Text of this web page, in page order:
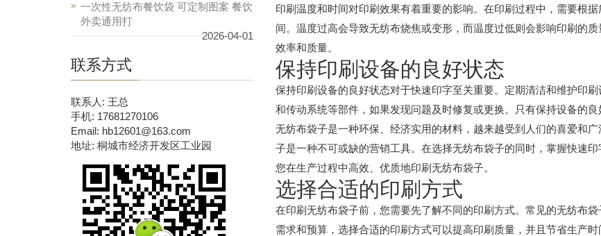
印刷温度和时间对印刷效果有着重要的影响。在印刷过程中，需要根
间。温度过高会导致无纺布烧焦或变形，而温度过低则会影响印刷的
效率和质量。
保持印刷设备的良好状态
保持印刷设备的良好状态对于快速印字至关重要。定期清洁和维护印
和传动系统等部件，如果发现问题及时修复或更换。只有保持设备的良
无纺布袋子是一种环保、经济实用的材料，越来越受到人们的喜爱和
子是一种不可或缺的营销工具。在选择无纺布袋子的同时，掌握快速
您在生产过程中高效、优质地印刷无纺布袋子。
选择合适的印刷方式
在印刷无纺布袋子前，您需要先了解不同的印刷方式。常见的无纺布
需求和预算，选择合适的印刷方式可以提高印刷质量，并且节省生产时
一次性无纺布餐饮袋 可定制图案 餐饮
外卖通用打
2026-04-01
联系方式
联系人: 王总
手机: 17681270106
Email: hb12601@163.com
地址: 桐城市经济开发区工业园